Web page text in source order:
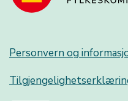
Personvern og